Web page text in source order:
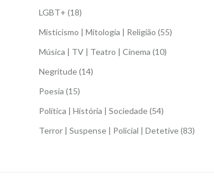
LGBT+ (18)
Misticismo | Mitologia | Religião (55)
Música | TV | Teatro | Cinema (10)
Negritude(14)
Poesia (15)
Política | História | Sociedade(54)
Terror | Suspense | Policial | Detetive(83)